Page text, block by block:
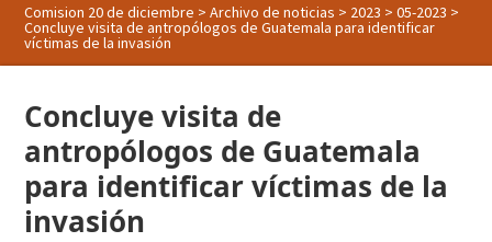
Comision 20 de diciembre >Archivo de noticias > 2023 >05-2023 >
Concluye visita de antropólogos de Guatemala para identificar
víctimas de la invasión
Concluye visita de
antropólogos de Guatemala
para identificar víctimas de la
invasión